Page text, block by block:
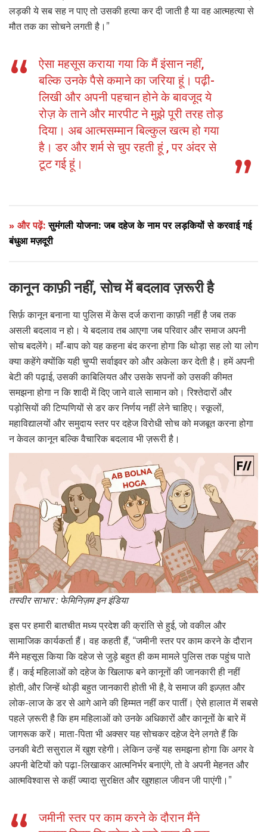
लड़की ये सब सह न पाए तो उसकी हत्या कर दी जाती है या वह आत्महत्या से
मौत तक का सोचने लगती है।”
ऐसा महसूस कराया गया कि मैं इंसान नहीं,
बल्कि उनके पैसे कमाने का जरिया हूं। पढ़ी-
लिखी और अपनी पहचान होने के बावजूद ये
रोज़ के ताने और मारपीट ने मुझे पूरी तरह तोड़
दिया। अब आत्मसम्मान बिल्कुल खत्म हो गया
है। डर और शर्म से चुप रहती हूं , पर अंदर से
टूट गई हूं।
» और पढ़ें:सुमंगली योजना: जब दहेज के नाम पर लड़कियों से करवाई गई
बंधुआ मज़दूरी
कानून काफ़ी नहीं, सोच में बदलाव ज़रूरी है
सिर्फ़ कानून बनाना या पुलिस में केस दर्ज कराना काफ़ी नहीं है जब तक
असली बदलाव न हो। ये बदलाव तब आएगा जब परिवार और समाज अपनी
सोच बदलेंगे। माँ-बाप को यह कहना बंद करना होगा कि थोड़ा सह लो या लोग
क्या कहेंगे क्योंकि यही चुप्पी सर्वाइवर को और अकेला कर देती है। हमें अपनी
बेटी की पढ़ाई, उसकी काबिलियत और उसके सपनों को उसकी कीमत
समझना होगा न कि शादी में दिए जाने वाले सामान को। रिश्तेदारों और
पड़ोसियों की टिप्पणियों से डर कर निर्णय नहीं लेने चाहिए। स्कूलों,
महाविद्यालयों और समुदाय स्तर पर दहेज विरोधी सोच को मजबूत करना होगा
न केवल कानून बल्कि वैचारिक बदलाव भी ज़रूरी है।
तस्वीर साभार : फेमिनिज़म इन इंडिया
इस पर हमारी बातचीत मध्य प्रदेश की क्रांति से हुई, जो वकील और
सामाजिक कार्यकर्ता हैं। वह कहती हैं, “जमीनी स्तर पर काम करने के दौरान
मैंने महसूस किया कि दहेज से जुड़े बहुत ही कम मामले पुलिस तक पहुंच पाते
हैं। कई महिलाओं को दहेज के खिलाफ बने कानूनों की जानकारी ही नहीं
होती, और जिन्हें थोड़ी बहुत जानकारी होती भी है, वे समाज की इज़्ज़त और
लोक-लाज के डर से आगे आने की हिम्मत नहीं कर पातीं। ऐसे हालात में सबसे
पहले ज़रूरी है कि हम महिलाओं को उनके अधिकारों और कानूनों के बारे में
जागरूक करें। माता-पिता भी अक्सर यह सोचकर दहेज देने लगते हैं कि
उनकी बेटी ससुराल में खुश रहेगी। लेकिन उन्हें यह समझना होगा कि अगर वे
अपनी बेटियों को पढ़ा-लिखाकर आत्मनिर्भर बनाएंगे, तो वे अपनी मेहनत और
आत्मविश्वास से कहीं ज्यादा सुरक्षित और खुशहाल जीवन जी पाएंगी।”
जमीनी स्तर पर काम करने के दौरान मैंने